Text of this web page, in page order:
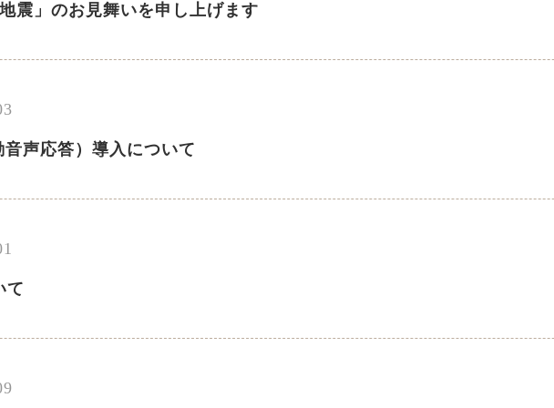
震」のお見舞いを申し上げます
声応答）導入について
て